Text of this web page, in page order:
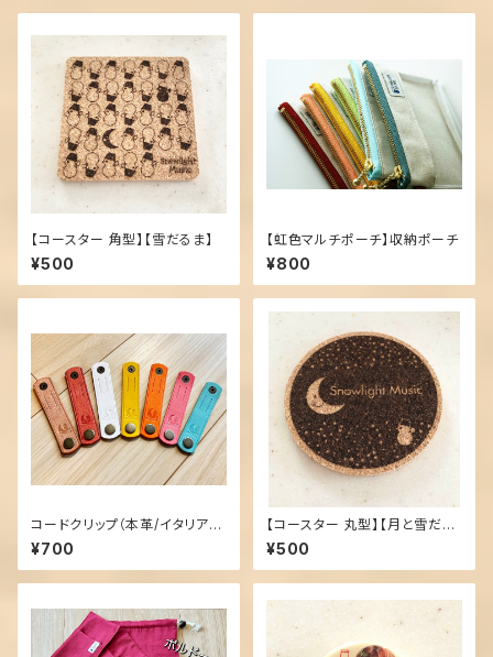
【コースター 角型】【雪だるま】
¥500
【虹色マルチポーチ】収納ポーチ
¥800
コードクリップ（本革/イタリアン
レザー）
¥700
【コースター 丸型】【月と雪だる
ま】
¥500